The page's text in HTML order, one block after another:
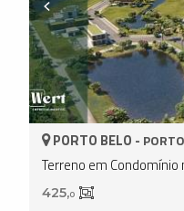
PORTO BELO -
Terreno em Condomínio
425,0